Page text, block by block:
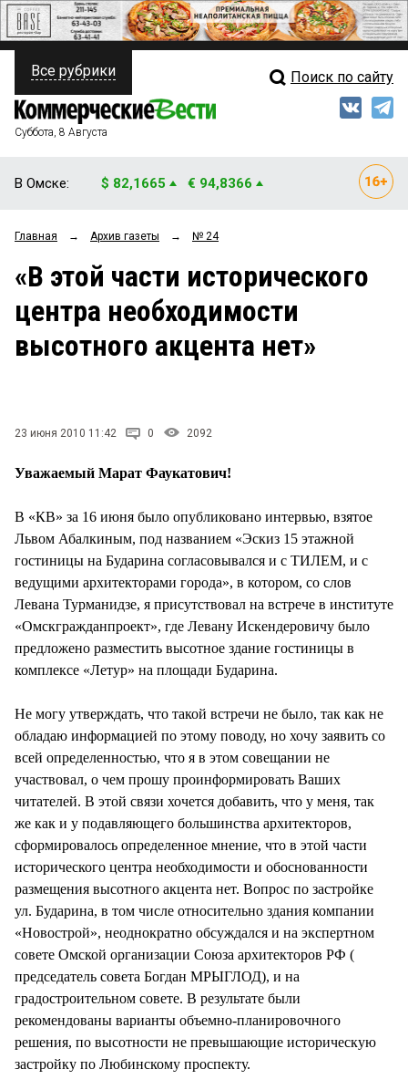
ПОЛИТИКА
ФИНАНСЫ
ОБЩЕСТВО
ЗАКОН
НОВОСТИ КОМПАНИЙ
Свежий выпуск
Рейтинги
Блоги
Архив
Все рубрики Поиск по сайту
Суббота, 8 Августа
В Омске: $ 82,1665 € 94,8366
Главная → Архив газеты → № 24
«В этой части исторического
центра необходимости
высотного акцента нет»
23 июня 2010 11:42 0 2092
Уважаемый Марат Фаукатович!
В «КВ» за 16 июня было опубликовано интервью, взятое
Львом Абалкиным, под названием «Эскиз 15 этажной
гостиницы на Бударина согласовывался и с ТИЛЕМ, и с
ведущими архитекторами города», в котором, со слов
Левана Турманидзе, я присутствовал на встрече в институте
«Омскгражданпроект», где Левану Искендеровичу было
предложено разместить высотное здание гостиницы в
комплексе «Летур» на площади Бударина.
Не могу утверждать, что такой встречи не было, так как не
обладаю информацией по этому поводу, но хочу заявить со
всей определенностью, что я в этом совещании не
участвовал, о чем прошу проинформировать Ваших
читателей. В этой связи хочется добавить, что у меня, так
же как и у подавляющего большинства архитекторов,
сформировалось определенное мнение, что в этой части
исторического центра необходимости и обоснованности
размещения высотного акцента нет. Вопрос по застройке
ул. Бударина, в том числе относительно здания компании
«Новострой», неоднократно обсуждался и на экспертном
совете Омской организации Союза архитекторов РФ (
председатель совета Богдан МРЫГЛОД), и на
градостроительном совете. В результате были
рекомендованы варианты объемно-планировочного
решения, по высотности не превышающие историческую
застройку по Любинскому проспекту.